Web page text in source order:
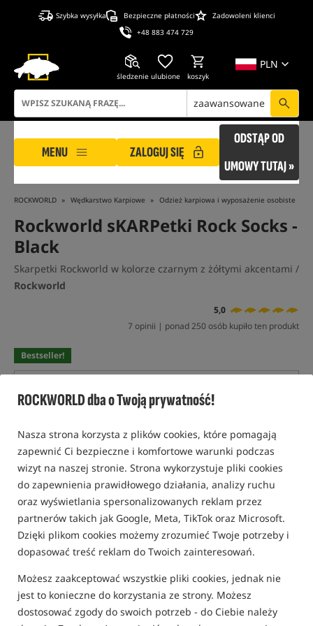
ROCKWORLD dba o Twoją prywatność!
Nasza strona korzysta z plików cookies, które pomagają
zapewnić Ci bezpieczne i komfortowe warunki podczas
wizyt na naszej stronie. Strona wykorzystuje pliki cookies
do zapewnienia prawidłowego działania, analizy ruchu
oraz wyświetlania spersonalizowanych reklam przez
partnerów takich jak Google, Meta, TikTok oraz Microsoft.
Dzięki plikom cookies możemy zrozumieć Twoje potrzeby i
dopasować treść reklam do Twoich zainteresowań.
Możesz zaakceptować wszystkie pliki cookies, jednak nie
jest to konieczne do korzystania ze strony. Możesz
dostosować zgody do swoich potrzeb - do Ciebie należy
Szybka wysyłka Bezpieczne płatności
Zadowoleni klienci
+48 883 474 729
PLN
śledzenie ulubione koszyk
zaawansowane
MENU ZALOGUJ SIĘ
ODSTĄP OD
UMOWY TUTAJ »
ROCKWORLD Wędkarstwo Karpiowe Odzież karpiowa i wyposażenie osobiste
Rockworld sKARPetki Rock Socks -
Black
Skarpetki Rockworld w kolorze czarnym z żółtymi akcentami /
Rockworld
5,0
7 opinii | ponad 250 osób kupiło ten produkt
Bestseller!